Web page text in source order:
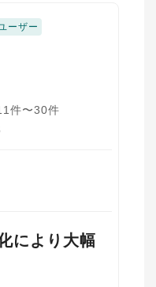
ーザー
件〜30件
により大幅